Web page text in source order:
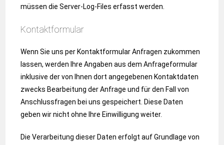
müssen die Server-Log-Files erfasst werden.
Kontaktformular
Wenn Sie uns per Kontaktformular Anfragen zukommen
lassen, werden Ihre Angaben aus dem Anfrageformular
inklusive der von Ihnen dort angegebenen Kontaktdaten
zwecks Bearbeitung der Anfrage und für den Fall von
Anschlussfragen bei uns gespeichert. Diese Daten
geben wir nicht ohne Ihre Einwilligung weiter.
Die Verarbeitung dieser Daten erfolgt auf Grundlage von